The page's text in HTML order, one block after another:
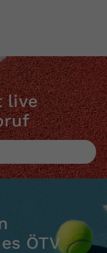
live
ÖTV